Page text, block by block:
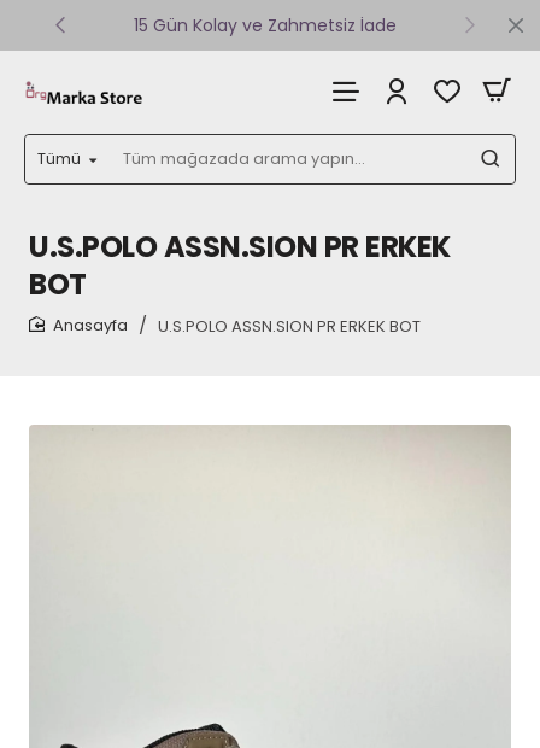
15 Gün Kolay ve Zahmetsiz İade
Tümü
Tüm
mağazada
yapın...
U.S.POLO ASSN.SION PR ERKEK
BOT
U.S.POLO ASSN.SION PR ERKEK BOT